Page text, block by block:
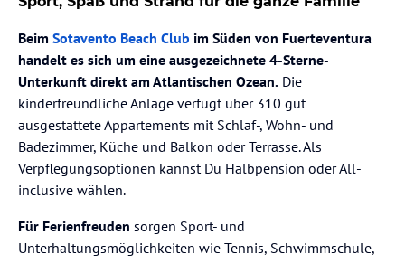
Beim Sotavento Beach Club im Süden von Fuerteventura
handelt es sich um eine ausgezeichnete 4-Sterne-
Unterkunft direkt am Atlantischen Ozean. Die
kinderfreundliche Anlage verfügt über 310 gut
ausgestattete Appartements mit Schlaf-, Wohn- und
Badezimmer, Küche und Balkon oder Terrasse. Als
Verpflegungsoptionen kannst Du Halbpension oder All-
inclusive wählen.
Für Ferienfreuden sorgen Sport- und
Unterhaltungsmöglichkeiten wie Tennis, Schwimmschule,